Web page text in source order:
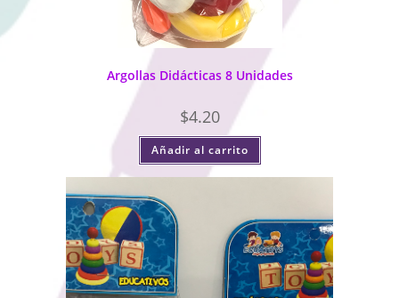
Argollas Didácticas 8 Unidades
$4.20
Añadir al carrito